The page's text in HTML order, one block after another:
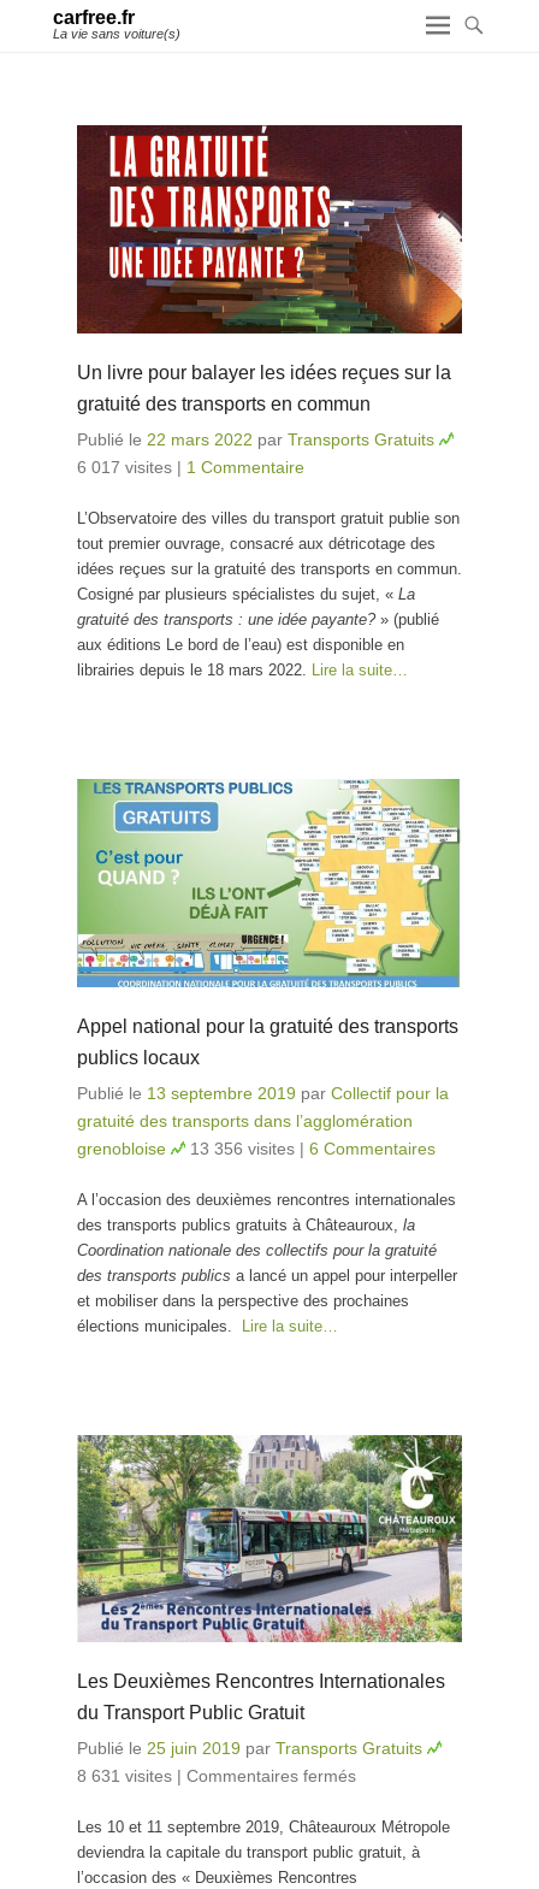
carfree.fr
La vie sans voiture(s)
Un livre pour balayer les idées reçues sur la
gratuité des transports en commun
Publié le 22 mars 2022 par Transports Gratuits
6 017 visites | 1 Commentaire
L’Observatoire des villes du transport gratuit publie son
tout premier ouvrage, consacré aux détricotage des
idées reçues sur la gratuité des transports en commun.
Cosigné par plusieurs spécialistes du sujet, « La
gratuité des transports : une idée payante?» (publié
aux éditions Le bord de l’eau) est disponible en
librairies depuis le 18 mars 2022.
Lire la suite…
Appel national pour la gratuité des transports
publics locaux
Publié le 13 septembre 2019 par Collectif pour la
gratuité des transports dans l’agglomération
grenobloise
13 356 visites | 6 Commentaires
A l’occasion des deuxièmes rencontres internationales
des transports publics gratuits à Châteauroux, la
Coordination nationale des collectifs pour la gratuité
des transports publics a lancé un appel pour interpeller
et mobiliser dans la perspective des prochaines
élections municipales. Lire la suite…
Les Deuxièmes Rencontres Internationales
du Transport Public Gratuit
Publié le 25 juin 2019 par Transports Gratuits
8 631 visites | Commentaires fermés
Rencontres
Internationales
Les 10 et 11 septembre 2019, Châteauroux Métropole
deviendra la capitale du transport public gratuit, à
l’occasion des « Deuxièmes Rencontres